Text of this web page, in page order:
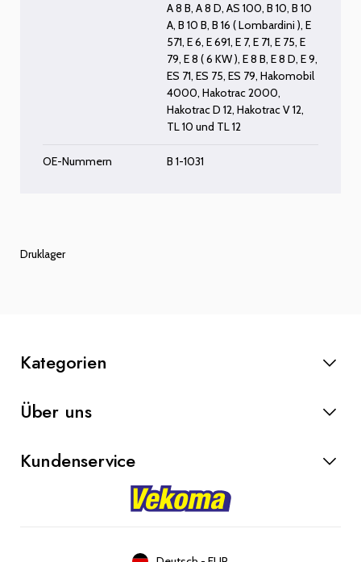
A 8 B,A 8 D,AS 100,B 10,B 10
A,B 10 B,B 16 ( Lombardini ),E
571,E 6,E 691,E 7,E 71,E 75,E
79,E 8 ( 6 KW ),E 8 B,E 8 D,E 9,
ES 71,ES 75,ES 79,Hakomobil
4000,Hakotrac 2000,
Hakotrac D 12,Hakotrac V 12,
TL 10 und TL 12
OE-Nummern B 1-1031
Druklager
Kategorien
Anlasser
Über uns
Bremsteile
Kundenservice